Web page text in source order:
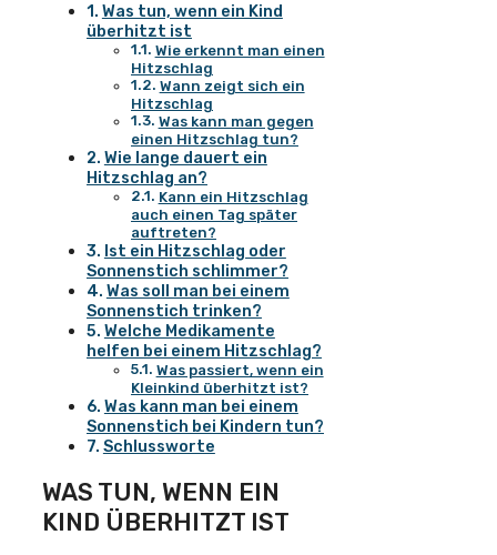
Was tun, wenn ein Kind
überhitzt ist
Wie erkennt man einen
Hitzschlag
Wann zeigt sich ein
Hitzschlag
Was kann man gegen
einen Hitzschlag tun?
Wie lange dauert ein
Hitzschlag an?
Kann ein Hitzschlag
auch einen Tag später
auftreten?
Ist ein Hitzschlag oder
Sonnenstich schlimmer?
Was soll man bei einem
Sonnenstich trinken?
Welche Medikamente
helfen bei einem Hitzschlag?
Was passiert, wenn ein
Kleinkind überhitzt ist?
Was kann man bei einem
Sonnenstich bei Kindern tun?
Schlussworte
WAS TUN, WENN EIN
KIND ÜBERHITZT IST